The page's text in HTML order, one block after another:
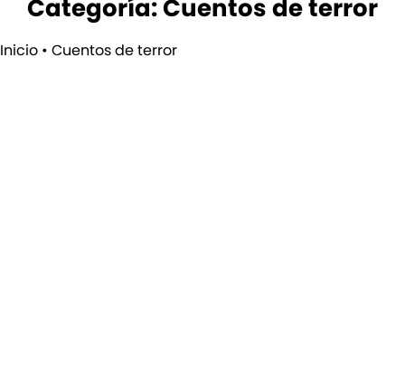
Categoría: Cuentos de terror
Inicio • Cuentos de terror